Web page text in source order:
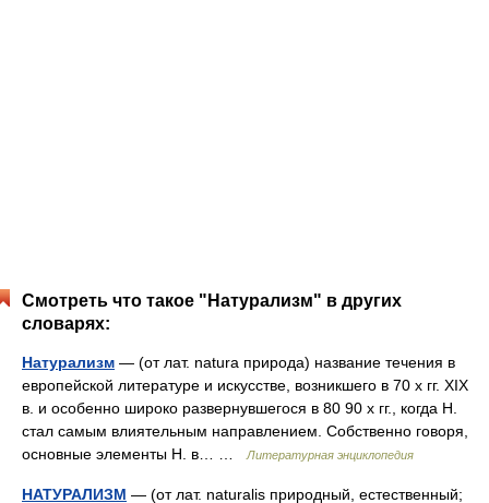
Смотреть что такое "Натурализм" в других
словарях:
Натурализм — (от лат. natura природа) название течения в
европейской литературе и искусстве, возникшего в 70 х гг. XIX
в. и особенно широко развернувшегося в 80 90 х гг., когда Н.
стал самым влиятельным направлением. Собственно говоря,
основные элементы Н. в… …
Литературная энциклопедия
НАТУРАЛИЗМ — (от лат. naturalis природный, естественный;